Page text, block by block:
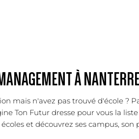
À
mais n'avez pas trouvé d'école ?
Ton Futur dresse pour vous la
et découvrez ses campus,